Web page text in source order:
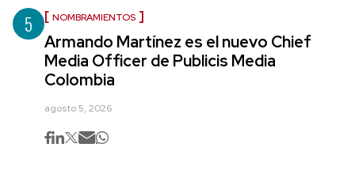
5 NOMBRAMIENTOS
Armando Martínez es el nuevo Chief
Media Officer de Publicis Media
Colombia
agosto 5, 2026